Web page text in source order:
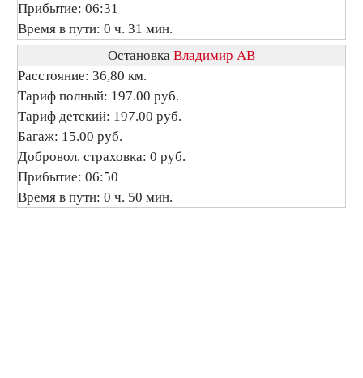
Прибытие: 06:31
Время в пути: 0 ч. 31 мин.
Остановка Владимир АВ
Расстояние: 36,80 км.
Тариф полный: 197.00 руб.
Тариф детский: 197.00 руб.
Багаж: 15.00 руб.
Добровол. страховка: 0 руб.
Прибытие: 06:50
Время в пути: 0 ч. 50 мин.